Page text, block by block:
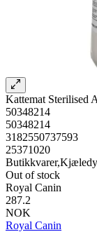
Kattemat Sterilised
50348214
50348214
3182550737593
25371020
Out of stock
Royal Canin
287.2
NOK
Royal Canin